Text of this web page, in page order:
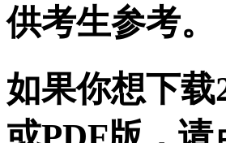
供考生参考。
如果你想下